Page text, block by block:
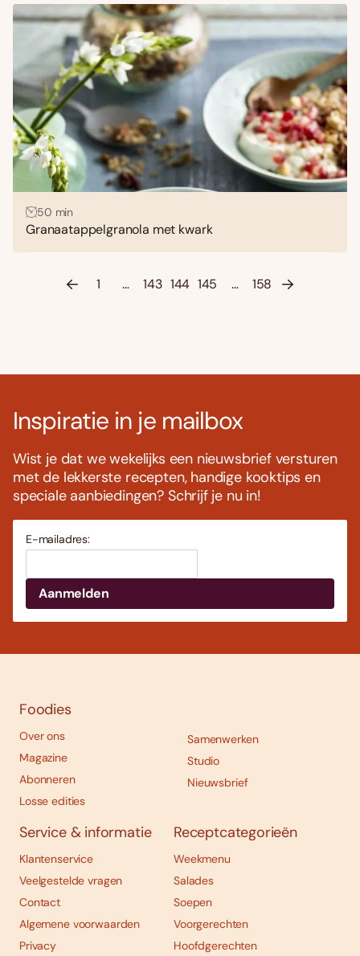
50 min
Granaatappelgranola met kwark
1 … 143 144 145 … 158
Inspiratie in je mailbox
Wist je dat we wekelijks een nieuwsbrief versturen
met de lekkerste recepten, handige kooktips en
speciale aanbiedingen? Schrijf je nu in!
E-mailadres:
Foodies
Over ons
Magazine
Abonneren
Losse edities
Samenwerken
Studio
Nieuwsbrief
Service & informatie
Klantenservice
Veelgestelde vragen
Contact
Algemene voorwaarden
Privacy
Receptcategorieën
Weekmenu
Salades
Soepen
Voorgerechten
Hoofdgerechten